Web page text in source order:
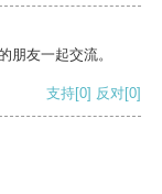
朋友一起交流。
支持[0] 反对[0]